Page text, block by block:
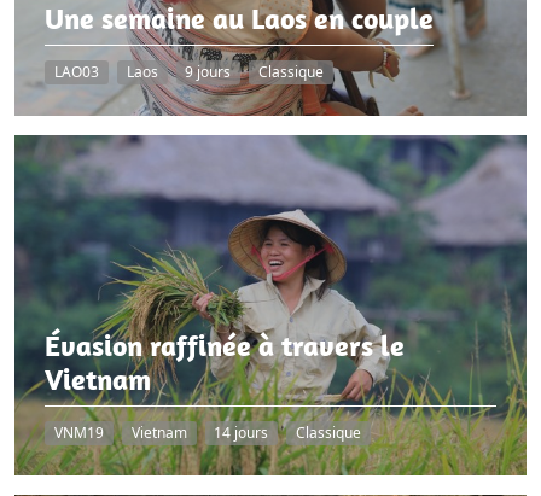
Une semaine au Laos en couple
LAO03 Laos 9 jours Classique
Évasion raffinée à travers le
Vietnam
VNM19 Vietnam 14 jours Classique